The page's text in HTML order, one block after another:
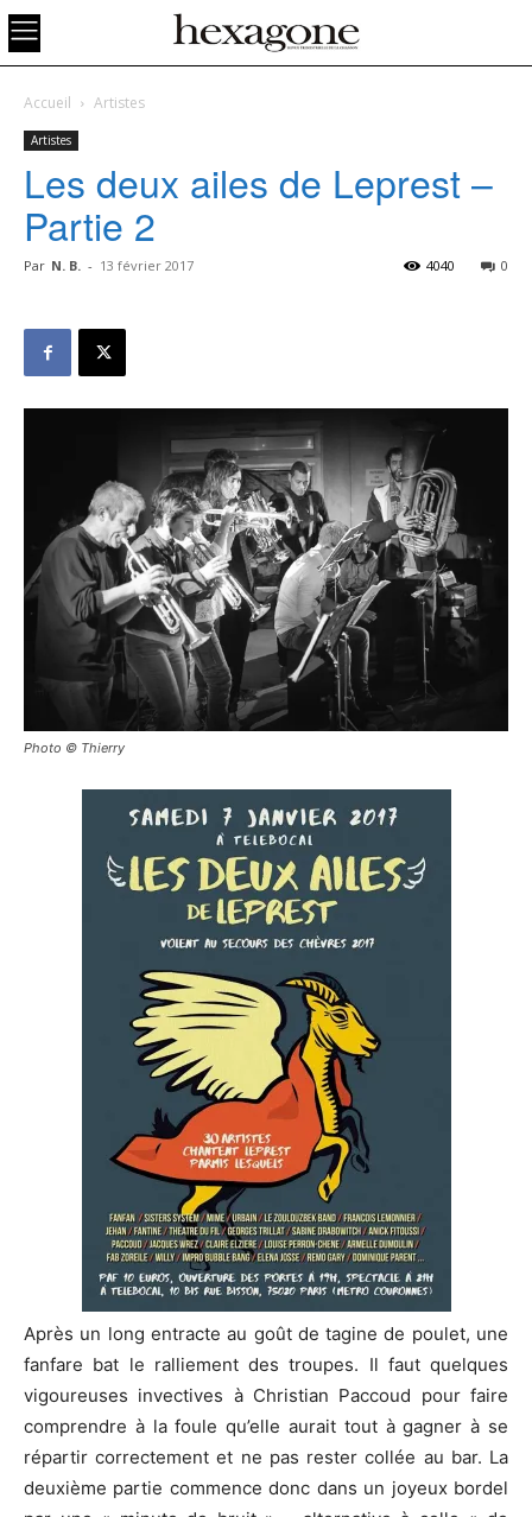
Accueil Artistes
Artistes
Les deux ailes de Leprest –
Partie 2
Par N. B. - 13 février 2017 0
4040
Photo © Thierry
Après un long entracte au goût de tagine de poulet, une
fanfare bat le ralliement des troupes. Il faut quelques
vigoureuses invectives à Christian Paccoud pour faire
comprendre à la foule qu’elle aurait tout à gagner à se
répartir correctement et ne pas rester collée au bar. La
deuxième partie commence donc dans un joyeux bordel